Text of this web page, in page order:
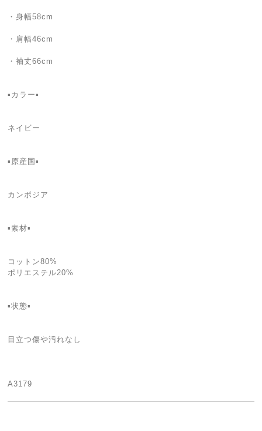
・身幅58cm
・肩幅46cm
・袖丈66cm
▪カラー▪
ネイビー
▪️原産国▪
カンボジア
▪️素材▪
コットン80%
ポリエステル20%
▪️状態▪️
目立つ傷や汚れなし
A3179